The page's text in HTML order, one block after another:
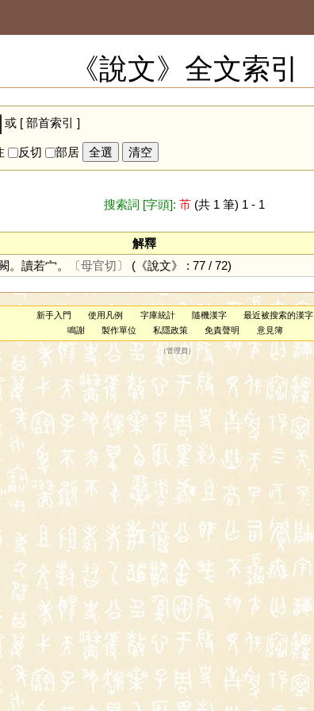
《說文》全文索引
或 [ 部首索引 ]
反切 部居 全選 清空
搜索詞 [字頭]: 芇(共 1 筆) 1 - 1
解釋
。讀若宀。 〔母官切〕 (《說文》 : 77 / 72)
新手入門 使用凡例 字庫統計 隨機漢字
最近被搜索的漢字
鳴謝
製作單位 私隱政策 免責聲明 意見簿
（管理員 ）